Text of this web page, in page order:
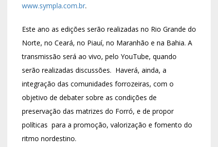
www.sympla.com.br.
Este ano as edições serão realizadas no Rio Grande do
Norte, no Ceará, no Piauí, no Maranhão e na Bahia. A
transmissão será ao vivo, pelo YouTube, quando
serão realizadas discussões. Haverá, ainda, a
integração das comunidades forrozeiras, com o
objetivo de debater sobre as condições de
preservação das matrizes do Forró, e de propor
políticas para a promoção, valorização e fomento do
ritmo nordestino.